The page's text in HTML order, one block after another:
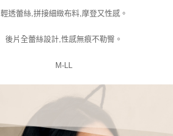
輕透蕾絲,拼接細緻布料,摩登又性感。
後片全蕾絲設計,性感無痕不勒臀。
M-LL